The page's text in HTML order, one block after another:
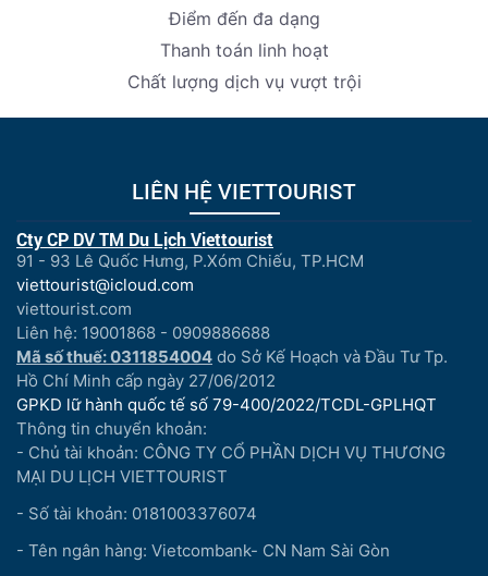
Điểm đến đa dạng
Thanh toán linh hoạt
Chất lượng dịch vụ vượt trội
LIÊN HỆ VIETTOURIST
Cty CP DV TM Du Lịch Viettourist
91 - 93 Lê Quốc Hưng, P.Xóm Chiếu, TP.HCM
viettourist@icloud.com
viettourist.com
Liên hệ: 19001868 - 0909886688
Mã số thuế: 0311854004 do Sở Kế Hoạch và Đầu Tư Tp.
Hồ Chí Minh cấp ngày 27/06/2012
GPKD lữ hành quốc tế số 79-400/2022/TCDL-GPLHQT
Thông tin chuyển khoản:
- Chủ tài khoản: CÔNG TY CỔ PHẦN DỊCH VỤ THƯƠNG
MẠI DU LỊCH VIETTOURIST
- Số tài khoản: 0181003376074
- Tên ngân hàng: Vietcombank- CN Nam Sài Gòn